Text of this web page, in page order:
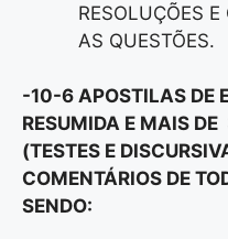
RESOLUÇÕES
AS QUESTÕES.
-10-6 APOSTILAS DE
RESUMIDA E MAIS
(TESTES E
COMENTÁRIOS DE
SENDO: